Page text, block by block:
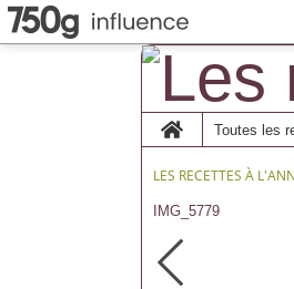
Home
Toutes les
LES RECETTES À
IMG_5779